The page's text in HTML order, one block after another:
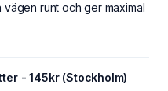
vägen runt och ger maximal
- 145kr (Stockholm)